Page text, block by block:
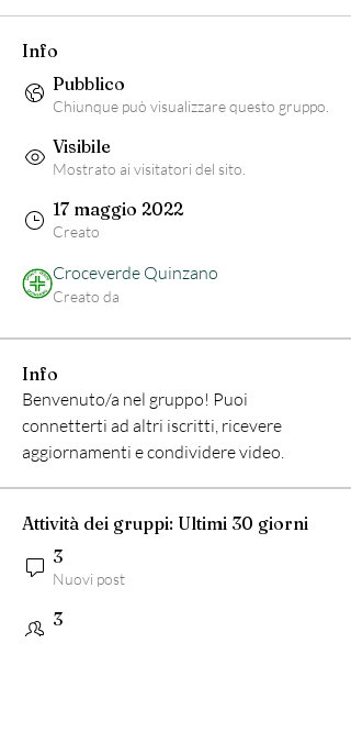
Info
Pubblico
Chiunque può visualizzare questo gruppo.
Visibile
Mostrato ai visitatori del sito.
17 maggio 2022
Creato
Croceverde Quinzano
Creato da
Info
Benvenuto/a nel gruppo! Puoi
connetterti ad altri iscritti, ricevere
aggiornamenti e condividere video.
Attività dei gruppi: Ultimi 30 giorni
3
Nuovi post
3